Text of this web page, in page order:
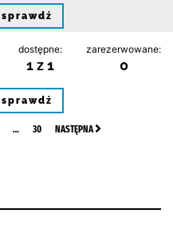
sprawdź
dostępne:
1 z 1
zarezerwowane:
0
sprawdź
… 30 NASTĘPNA